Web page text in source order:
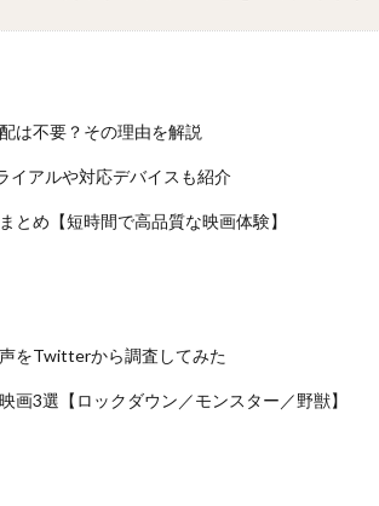
は不要？その理由を解説
イアルや対応デバイスも紹介
とめ【短時間で高品質な映画体験】
をTwitterから調査してみた
画3選【ロックダウン／モンスター／野獣】